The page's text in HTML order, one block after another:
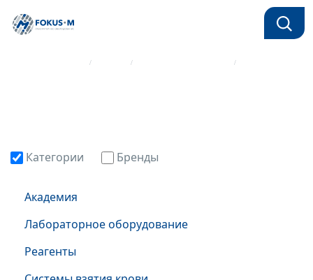
Категории Бренды
Академия
Лабораторное оборудование
Реагенты